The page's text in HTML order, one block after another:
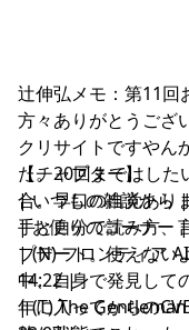
辻伸弘メモ：第11回
方々ありがとうござ
クリサイトですやん
た。20回まではした
合。早口の自覚あり
手と自分で読み方、
プデート。使えない
中、自身で発見して
年に入ってからの
【チャプター】
| いつもの雑談から
| お便りのコーナー
| (N) フロンティア
14:22 |
| (T) The